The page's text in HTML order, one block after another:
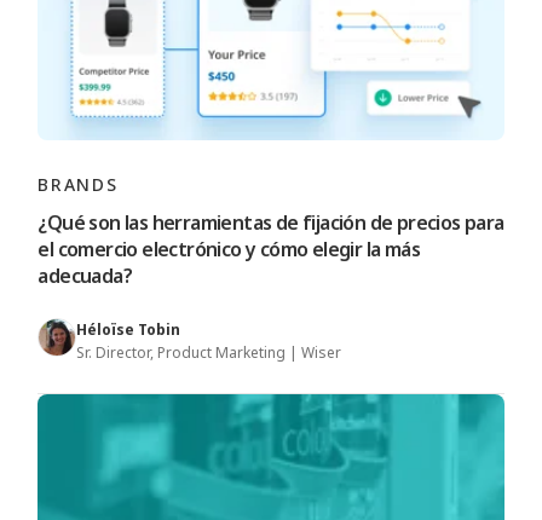
BRANDS
¿Qué son las herramientas de fijación de precios para
el comercio electrónico y cómo elegir la más
adecuada?
Héloïse Tobin
Sr. Director, Product Marketing | Wiser